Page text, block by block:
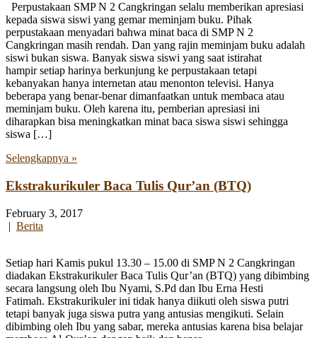
Perpustakaan SMP N 2 Cangkringan selalu memberikan apresiasi
kepada siswa siswi yang gemar meminjam buku. Pihak
perpustakaan menyadari bahwa minat baca di SMP N 2
Cangkringan masih rendah. Dan yang rajin meminjam buku adalah
siswi bukan siswa. Banyak siswa siswi yang saat istirahat
hampir setiap harinya berkunjung ke perpustakaan tetapi
kebanyakan hanya internetan atau menonton televisi. Hanya
beberapa yang benar-benar dimanfaatkan untuk membaca atau
meminjam buku. Oleh karena itu, pemberian apresiasi ini
diharapkan bisa meningkatkan minat baca siswa siswi sehingga
siswa […]
Selengkapnya »
Ekstrakurikuler Baca Tulis Qur’an (BTQ)
February 3, 2017
| Berita
Setiap hari Kamis pukul 13.30 – 15.00 di SMP N 2 Cangkringan
diadakan Ekstrakurikuler Baca Tulis Qur’an (BTQ) yang dibimbing
secara langsung oleh Ibu Nyami, S.Pd dan Ibu Erna Hesti
Fatimah. Ekstrakurikuler ini tidak hanya diikuti oleh siswa putri
tetapi banyak juga siswa putra yang antusias mengikuti. Selain
dibimbing oleh Ibu yang sabar, mereka antusias karena bisa belajar